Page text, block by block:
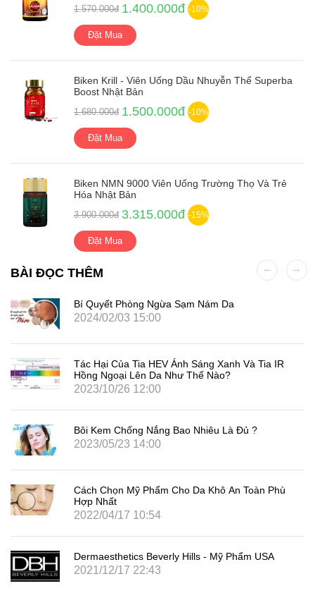
1.570.000đ 1.400.000đ -10%
Đặt Mua
Biken Krill - Viên Uống Dầu Nhuyễn Thể Superba
Boost Nhật Bản
1.680.000đ 1.500.000đ -10%
Đặt Mua
Biken NMN 9000 Viên Uống Trường Thọ Và Trẻ
Hóa Nhật Bản
3.900.000đ 3.315.000đ -15%
Đặt Mua
BÀI ĐỌC THÊM
Bí Quyết Phòng Ngừa Sạm Nám Da
2024/02/03 15:00
Tác Hại Của Tia HEV Ánh Sáng Xanh Và Tia IR
Hồng Ngoại Lên Da Như Thế Nào?
2023/10/26 12:00
Bôi Kem Chống Nắng Bao Nhiêu Là Đủ ?
2023/05/23 14:00
Cách Chọn Mỹ Phẩm Cho Da Khô An Toàn Phù
Hợp Nhất
2022/04/17 10:54
Dermaesthetics Beverly Hills - Mỹ Phẩm USA
2021/12/17 22:43